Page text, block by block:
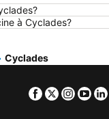
d´Opale
à Cyclades?
Cyclades
Facebook
Twitter